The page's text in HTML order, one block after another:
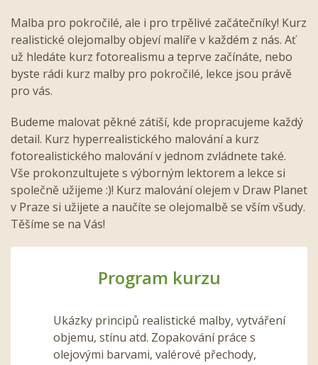
Malba pro pokročilé, ale i pro trpělivé začátečníky! Kurz
realistické olejomalby objeví malíře v každém z nás. Ať
už hledáte kurz fotorealismu a teprve začínáte, nebo
byste rádi kurz malby pro pokročilé, lekce jsou právě
pro vás.
Budeme malovat pěkné zátiší, kde propracujeme každý
detail. Kurz hyperrealistického malování a kurz
fotorealistického malování v jednom zvládnete také.
Vše prokonzultujete s výborným lektorem a lekce si
společně užijeme :)! Kurz malování olejem v Draw Planet
v Praze si užijete a naučíte se olejomalbě se vším všudy.
Těšíme se na Vás!
Program kurzu
Ukázky principů realistické malby, vytváření
objemu, stínu atd. Zopakování práce s
olejovými barvami, valérové přechody,